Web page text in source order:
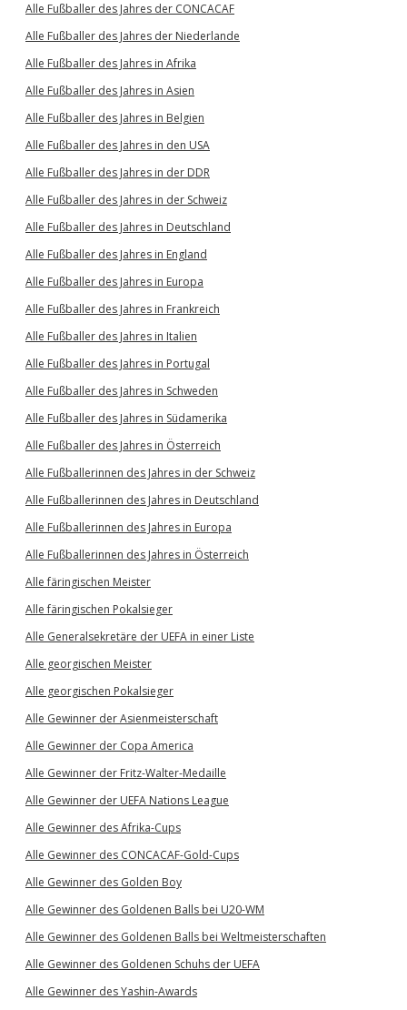
Alle Fußballer des Jahres der CONCACAF
Alle Fußballer des Jahres der Niederlande
Alle Fußballer des Jahres in Afrika
Alle Fußballer des Jahres in Asien
Alle Fußballer des Jahres in Belgien
Alle Fußballer des Jahres in den USA
Alle Fußballer des Jahres in der DDR
Alle Fußballer des Jahres in der Schweiz
Alle Fußballer des Jahres in Deutschland
Alle Fußballer des Jahres in England
Alle Fußballer des Jahres in Europa
Alle Fußballer des Jahres in Frankreich
Alle Fußballer des Jahres in Italien
Alle Fußballer des Jahres in Portugal
Alle Fußballer des Jahres in Schweden
Alle Fußballer des Jahres in Südamerika
Alle Fußballer des Jahres in Österreich
Alle Fußballerinnen des Jahres in der Schweiz
Alle Fußballerinnen des Jahres in Deutschland
Alle Fußballerinnen des Jahres in Europa
Alle Fußballerinnen des Jahres in Österreich
Alle färingischen Meister
Alle färingischen Pokalsieger
Alle Generalsekretäre der UEFA in einer Liste
Alle georgischen Meister
Alle georgischen Pokalsieger
Alle Gewinner der Asienmeisterschaft
Alle Gewinner der Copa America
Alle Gewinner der Fritz-Walter-Medaille
Alle Gewinner der UEFA Nations League
Alle Gewinner des Afrika-Cups
Alle Gewinner des CONCACAF-Gold-Cups
Alle Gewinner des Golden Boy
Alle Gewinner des Goldenen Balls bei U20-WM
Alle Gewinner des Goldenen Balls bei Weltmeisterschaften
Alle Gewinner des Goldenen Schuhs der UEFA
Alle Gewinner des Yashin-Awards